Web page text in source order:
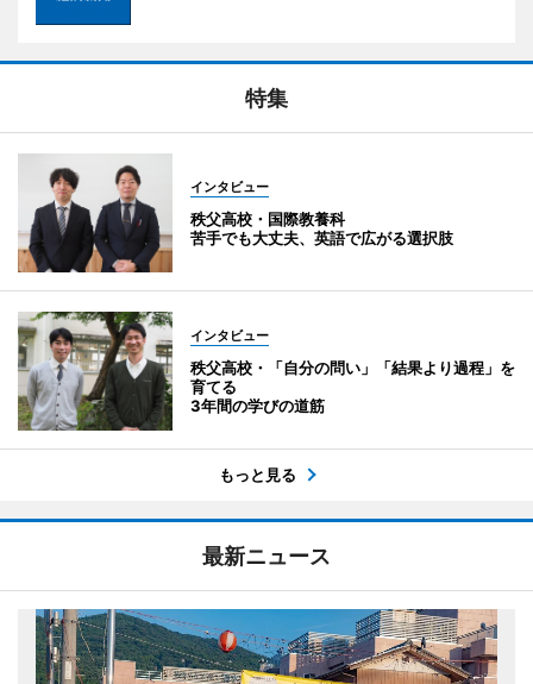
特集
インタビュー
秩父高校・国際教養科
苦手でも大丈夫、英語で広がる選択肢
インタビュー
秩父高校・「自分の問い」「結果より過程」を
育てる
3年間の学びの道筋
もっと見る
最新ニュース